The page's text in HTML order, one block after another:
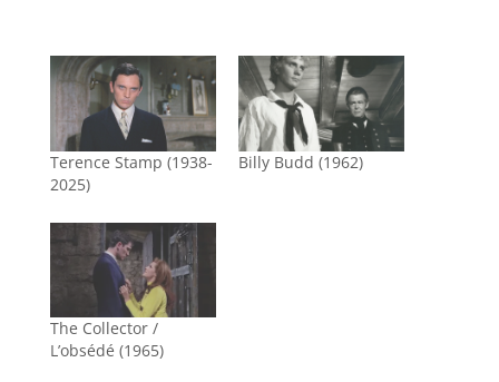
Terence Stamp (1938-
2025)
Billy Budd (1962)
The Collector /
L’obsédé (1965)